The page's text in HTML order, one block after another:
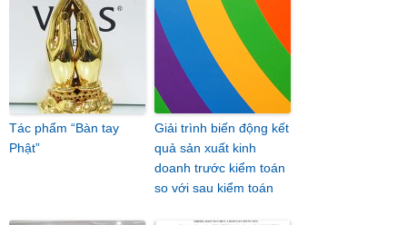
Tác phẩm “Bàn tay
Phật”
Giải trình biến động kết
quả sản xuất kinh
doanh trước kiểm toán
so với sau kiểm toán